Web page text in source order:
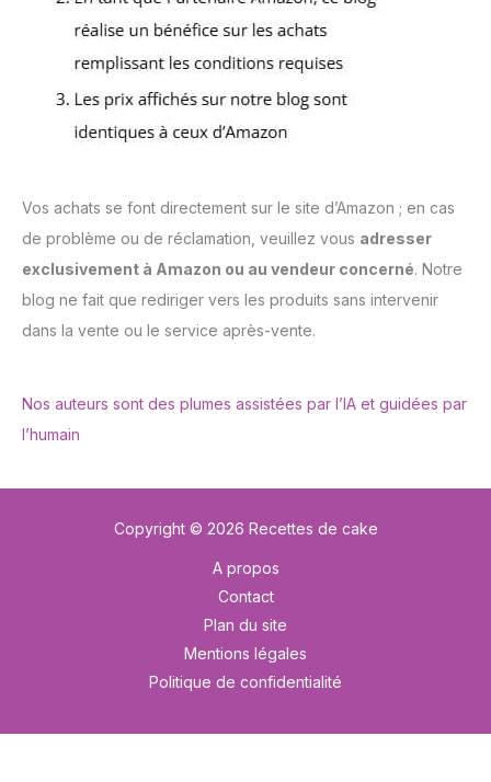
Vos achats se font directement sur le site d’Amazon ; en cas
de problème ou de réclamation, veuillez vous adresser
exclusivement à Amazon ou au vendeur concerné. Notre
blog ne fait que rediriger vers les produits sans intervenir
dans la vente ou le service après-vente.
Nos auteurs sont des plumes assistées par l’IA et guidées par
l’humain
Copyright © 2026 Recettes de cake
A propos
Contact
Plan du site
Mentions légales
Politique de confidentialité